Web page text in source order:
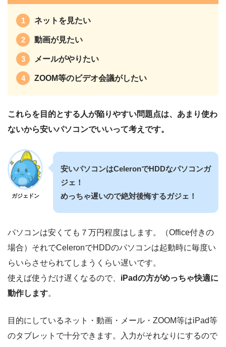
ネットを見たい
動画が見たい
メールがやりたい
ZOOM等のビデオ会議がしたい
これらを目的とする人が陥りやすい問題点は、あまり使わ
ないから安いパソコンでいいって考えです。
ガジェドン
安いパソコンはCeleronでHDDなパソコンガ
ジェ！
めっちゃ遅いので絶対後悔するガジェ！
パソコンは安くても７万円程度はします。（Office付きの
場合）それでCeleronでHDDのパソコンは起動時に毎度い
らいらさせられてしまうくらい遅いです。
使えば使うだけ遅くなるので、 iPadの方がめっちゃ快適に
動作します。
目的にしているネット・動画・メール・ZOOM等はiPad等
のタブレットで十分できます。入力がそれなりにするので